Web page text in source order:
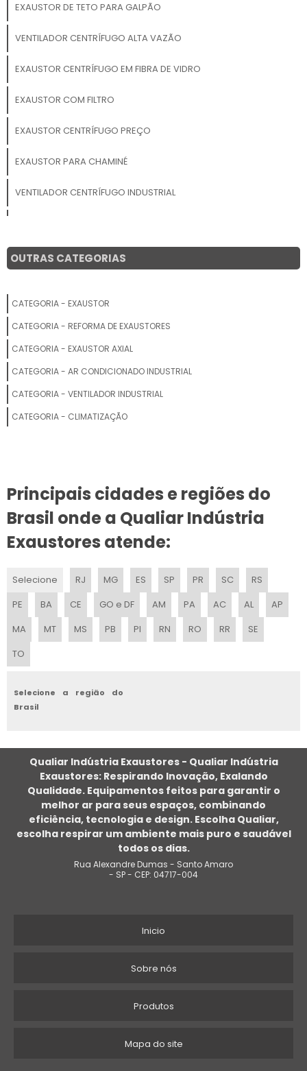
EXAUSTOR DE TETO PARA GALPÃO
VENTILADOR CENTRÍFUGO ALTA VAZÃO
EXAUSTOR CENTRÍFUGO EM FIBRA DE VIDRO
EXAUSTOR COM FILTRO
EXAUSTOR CENTRÍFUGO PREÇO
EXAUSTOR PARA CHAMINÉ
VENTILADOR CENTRÍFUGO INDUSTRIAL
EXAUSTOR 30 CM
EXAUSTOR VENTILADOR
COMPRAR EXAUSTOR DE AR
EXAUSTOR DE TELHADO PREÇO
EXAUSTORES CENTRÍFUGOS INDUSTRIAIS
EXAUSTOR PARA LABORATORIO
EXAUSTOR DE COZINHA
EXAUSTOR INDUSTRIAL PARA CHURRASQUEIRA
PREÇO DE EXAUSTOR CENTRÍFUGO
EXAUSTOR DE CALOR
COMPRAR EXAUSTOR DE PAREDE
EXAUSTOR PARA CHURRASQUEIRA ALTA TEMPERATURA
EXAUSTOR PARA TRABALHO EM ESPAÇO CONFINADO
EXAUSTOR CENTRÍFUGO INDUSTRIAL PREÇO
EXAUSTOR PORTÁTIL PREÇO
OUTRAS CATEGORIAS
CATEGORIA - EXAUSTOR
CATEGORIA - REFORMA DE EXAUSTORES
CATEGORIA - EXAUSTOR AXIAL
CATEGORIA - AR CONDICIONADO INDUSTRIAL
CATEGORIA - VENTILADOR INDUSTRIAL
CATEGORIA - CLIMATIZAÇÃO
Principais cidades e regiões do
Brasil onde a Qualiar Indústria
Exaustores atende:
Selecione RJ MG ES SP PR SC
RS
PE
BA CE GO e DF AM PA AC AL
AP
MA
MT MS PB PI RN RO RR
SE
TO
Selecione a região do
Brasil
Qualiar Indústria Exaustores - Qualiar Indústria
Exaustores: Respirando Inovação, Exalando
Qualidade. Equipamentos feitos para garantir o
melhor ar para seus espaços, combinando
eficiência, tecnologia e design. Escolha Qualiar,
escolha respirar um ambiente mais puro e saudável
todos os dias.
Rua Alexandre Dumas - Santo Amaro
- SP - CEP: 04717-004
Inicio
Sobre nós
Produtos
Mapa do site